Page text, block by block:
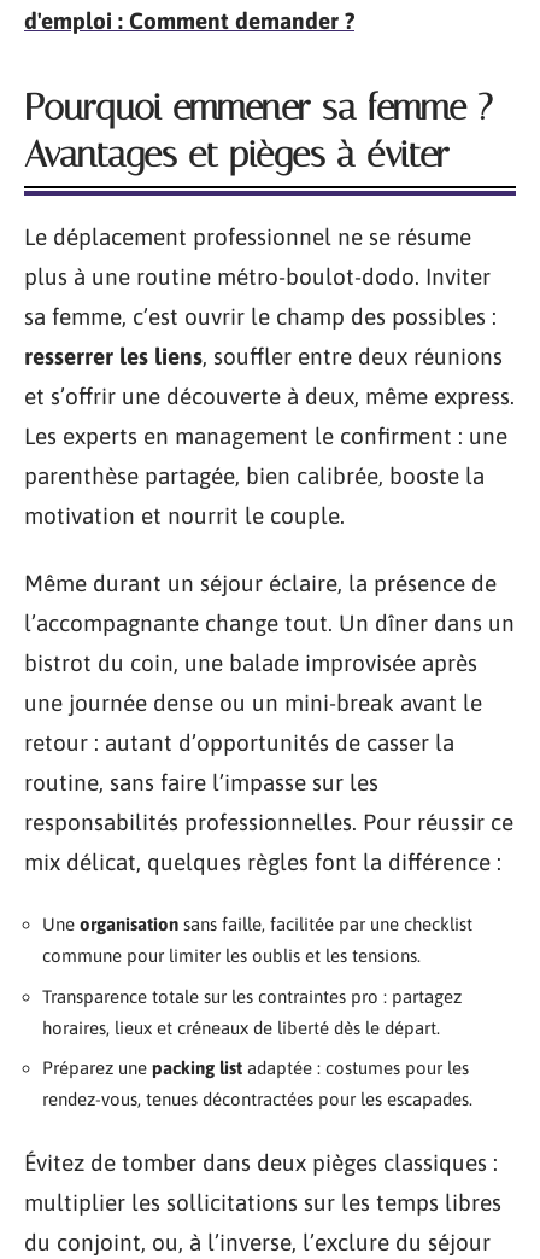
d'emploi : Comment demander ?
Pourquoi emmener sa femme ?
Avantages et pièges à éviter
Le déplacement professionnel ne se résume
plus à une routine métro-boulot-dodo. Inviter
sa femme, c’est ouvrir le champ des possibles :
resserrer les liens, souffler entre deux réunions
et s’offrir une découverte à deux, même express.
Les experts en management le confirment : une
parenthèse partagée, bien calibrée, booste la
motivation et nourrit le couple.
Même durant un séjour éclaire, la présence de
l’accompagnante change tout. Un dîner dans un
bistrot du coin, une balade improvisée après
une journée dense ou un mini-break avant le
retour : autant d’opportunités de casser la
routine, sans faire l’impasse sur les
responsabilités professionnelles. Pour réussir ce
mix délicat, quelques règles font la différence :
Une organisation sans faille, facilitée par une checklist
commune pour limiter les oublis et les tensions.
Transparence totale sur les contraintes pro : partagez
horaires, lieux et créneaux de liberté dès le départ.
Préparez une packing list adaptée : costumes pour les
rendez-vous, tenues décontractées pour les escapades.
Évitez de tomber dans deux pièges classiques :
multiplier les sollicitations sur les temps libres
du conjoint, ou, à l’inverse, l’exclure du séjour